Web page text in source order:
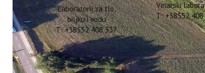
Laboratorij za tlo,
biljku i vodu
T: +38552 408 337
Vinarski
T: +38552